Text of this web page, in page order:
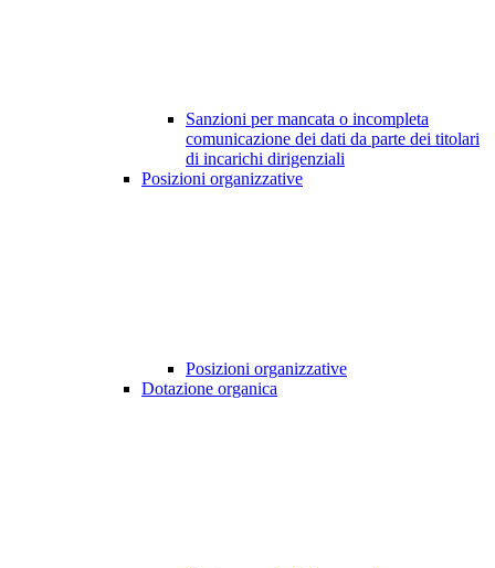
Sanzioni per mancata o incompleta
comunicazione dei dati da parte dei titolari
di incarichi dirigenziali
Posizioni organizzative
Posizioni organizzative
Dotazione organica